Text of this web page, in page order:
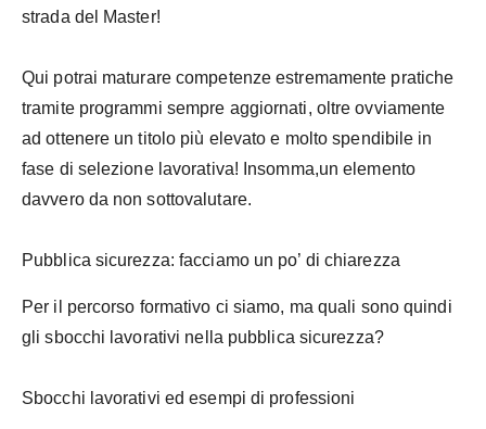
strada del Master!
Qui potrai maturare competenze estremamente pratiche
tramite programmi sempre aggiornati, oltre ovviamente
ad ottenere un titolo più elevato e molto spendibile in
fase di selezione lavorativa! Insomma,un elemento
davvero da non sottovalutare.
Pubblica sicurezza: facciamo un po’ di chiarezza
Per il percorso formativo ci siamo, ma quali sono quindi
gli sbocchi lavorativi nella pubblica sicurezza?
Sbocchi lavorativi ed esempi di professioni